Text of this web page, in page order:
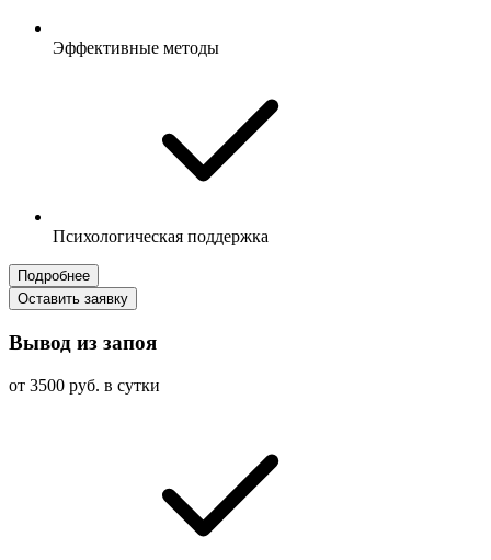
Эффективные методы
Психологическая поддержка
Подробнее
Оставить заявку
Вывод из запоя
от 3500 руб. в сутки